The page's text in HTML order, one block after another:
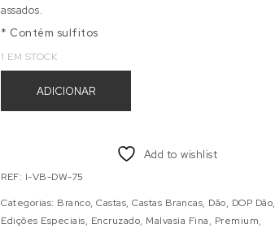
assados.
* Contém sulfitos
1 EM STOCK
ADICIONAR
Add to wishlist
REF: I-VB-DW-75
Categorias: Branco,Castas,Castas Brancas, Dão, DOP Dão,
Edições Especiais, Encruzado, Malvasia Fina, Premium,